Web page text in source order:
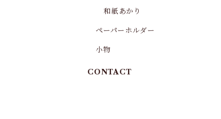
和紙あかり
ペーパーホルダー
小物
CONTACT